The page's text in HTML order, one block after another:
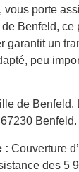
vous porte
Benfeld, ce
garantit un
peu
de Benfeld.
Benfeld.
: Couverture
des 5